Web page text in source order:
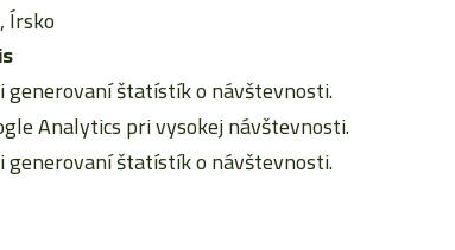
Írsko
štatístík o návštevnosti.
Analytics pri vysokej návštevnosti.
štatístík o návštevnosti.